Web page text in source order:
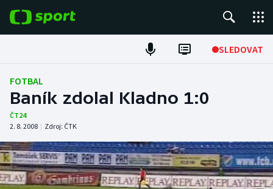
SLEDOVAT
Fotbal
Hokej
Atletika
FOTBAL
Baník zdolal Kladno 1:0
ČT24
2. 8. 2008 | Zdroj: ČTK